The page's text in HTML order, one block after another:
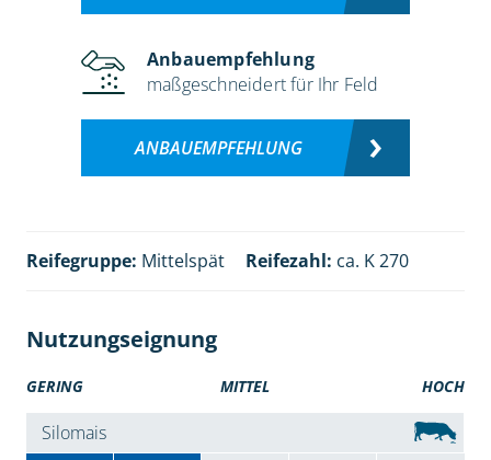
Anbauempfehlung
maßgeschneidert für Ihr Feld
ANBAUEMPFEHLUNG
Reifegruppe: Mittelspät Reifezahl: ca. K 270
Nutzungseignung
GERING MITTEL HOCH
Silomais